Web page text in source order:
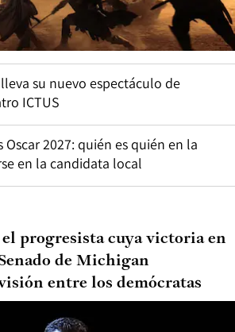
su nuevo espectáculo de
ICTUS
Oscar 2027: quién es quién en la
en la candidata local
progresista cuya victoria en
de Michigan
entre los demócratas